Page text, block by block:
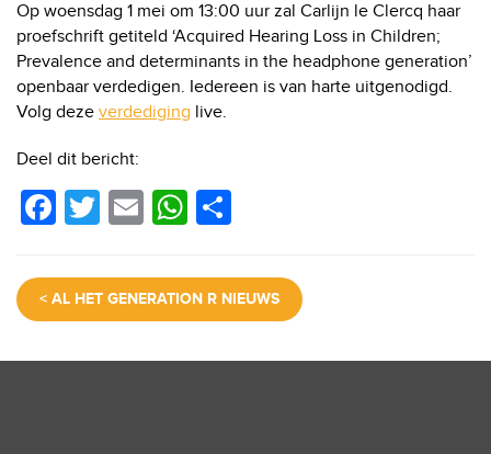
Op woensdag 1 mei om 13:00 uur zal Carlijn le Clercq haar
proefschrift getiteld ‘Acquired Hearing Loss in Children;
Prevalence and determinants in the headphone generation’
openbaar verdedigen. Iedereen is van harte uitgenodigd.
Volg deze verdediging live.
Deel dit bericht:
F
c
e
T
tt
er
E
ail
W
at
s
e
n
< AL HET GENERATION R NIEUWS